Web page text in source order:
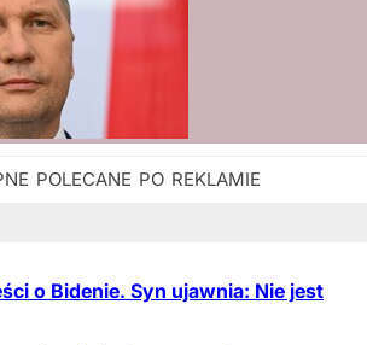
o Bidenie. Syn ujawnia: Nie jest